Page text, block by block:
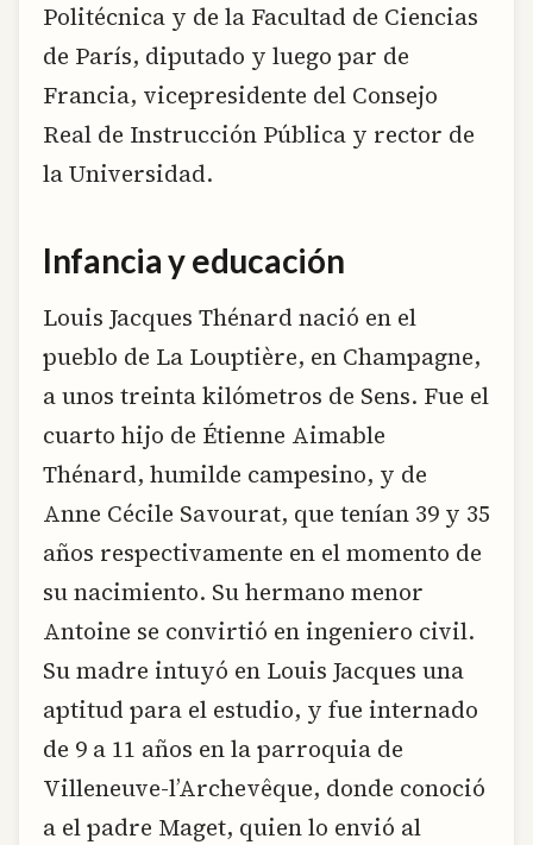
Politécnica y de la Facultad de Ciencias
de París, diputado y luego par de
Francia, vicepresidente del Consejo
Real de Instrucción Pública y rector de
la Universidad.
Infancia y educación
Louis Jacques Thénard nació en el
pueblo de La Louptière, en Champagne,
a unos treinta kilómetros de Sens. Fue el
cuarto hijo de Étienne Aimable
Thénard, humilde campesino, y de
Anne Cécile Savourat, que tenían 39 y 35
años respectivamente en el momento de
su nacimiento. Su hermano menor
Antoine se convirtió en ingeniero civil.
Su madre intuyó en Louis Jacques una
aptitud para el estudio, y fue internado
de 9 a 11 años en la parroquia de
Villeneuve-l’Archevêque, donde conoció
a el padre Maget, quien lo envió al